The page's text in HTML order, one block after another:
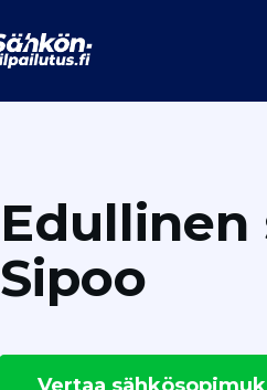
Edullinen
Sipoo